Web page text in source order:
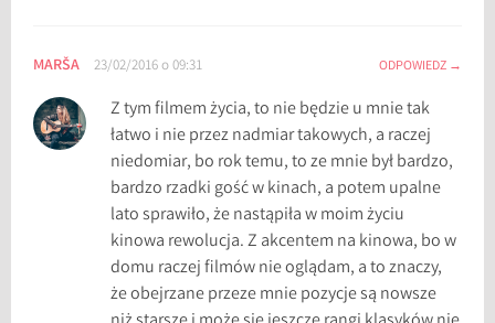
MARŠA 23/02/2016 o 09:31 ODPOWIEDZ
Z tym filmem życia, to nie będzie u mnie tak
łatwo i nie przez nadmiar takowych, a raczej
niedomiar, bo rok temu, to ze mnie był bardzo,
bardzo rzadki gość w kinach, a potem upalne
lato sprawiło, że nastąpiła w moim życiu
kinowa rewolucja. Z akcentem na kinowa, bo w
domu raczej filmów nie oglądam, a to znaczy,
że obejrzane przeze mnie pozycje są nowsze